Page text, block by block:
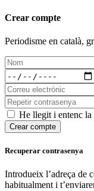
Crear compte
Periodisme en català,
He llegit i entenc
Crear compte
Recuperar contrasenya
Introdueix l’adreça de
habitualment i